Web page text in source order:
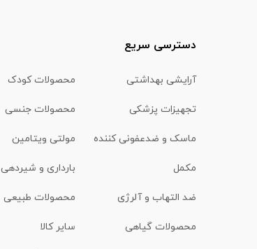
دسترسی سریع
آرایشی بهداشتی محصولات کودک
تجهیزات پزشکی محصولات جنسی
ماسک و ضدعفونی کننده مولتی ویتامین
مکمل بارداری و شیردهی
ضد التهاب و آلرژی محصولات طبیعی
محصولات گیاهی سایر کالا